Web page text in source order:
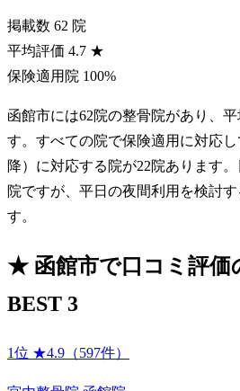
掲載数 62 院
平均評価 4.7 ★
保険適用院 100%
函館市には62院の整骨院があり、
す。すべての院で保険適用に対応
降）に対応する院が22院あります
院ですが、平日の夜間利用を検討
す。
★函館市で口コミ評価
BEST 3
1位 ★4.9（597件）